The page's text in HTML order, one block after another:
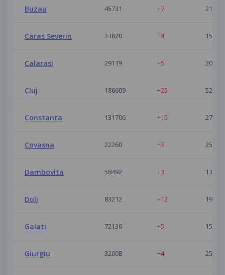
Buzau 45731 +7 21
Caras Severin 33820 +4 15
Calarasi 29119 +5 20
Cluj 186609 +25 52
Constanta 131706 +15 27
Covasna 22260 +3 25
Dambovita 58492 +3 13
Dolj 83212 +12 19
Galati 72136 +5 15
Giurgiu 32008 +4 25